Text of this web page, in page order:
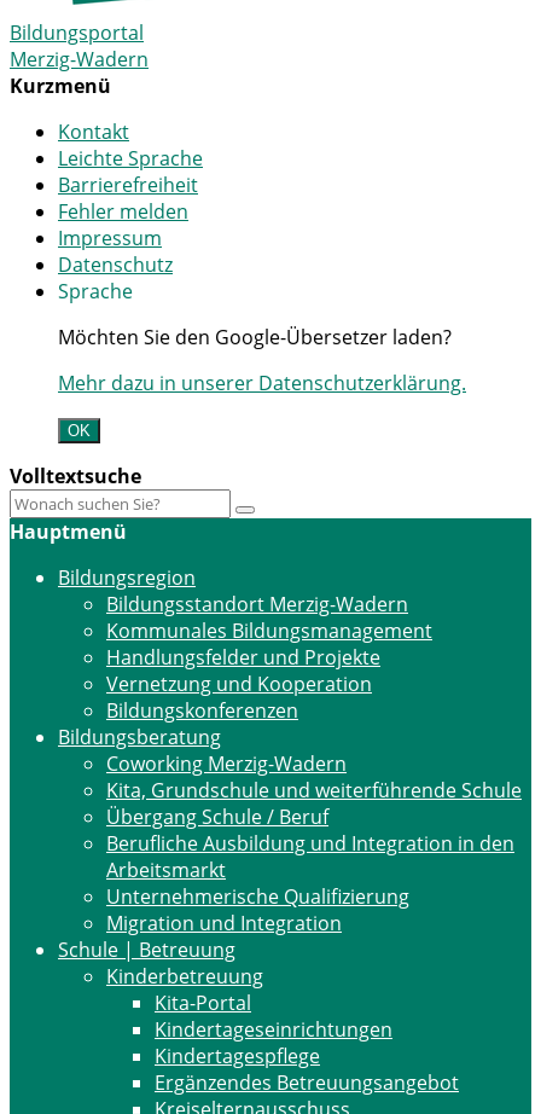
Bildungsportal
Merzig-Wadern
Kurzmenü
Kontakt
Leichte Sprache
Barrierefreiheit
Fehler melden
Impressum
Datenschutz
Sprache
Möchten Sie den Google-Übersetzer laden?
Mehr dazu in unserer Datenschutzerklärung.
OK
Volltextsuche
Hauptmenü
Bildungsregion
Bildungsstandort Merzig-Wadern
Kommunales Bildungsmanagement
Handlungsfelder und Projekte
Vernetzung und Kooperation
Bildungskonferenzen
Bildungsberatung
Coworking Merzig-Wadern
Kita, Grundschule und weiterführende Schule
Übergang Schule / Beruf
Berufliche Ausbildung und Integration in den
Arbeitsmarkt
Unternehmerische Qualifizierung
Migration und Integration
Schule | Betreuung
Kinderbetreuung
Kita-Portal
Kindertageseinrichtungen
Kindertagespflege
Ergänzendes Betreuungsangebot